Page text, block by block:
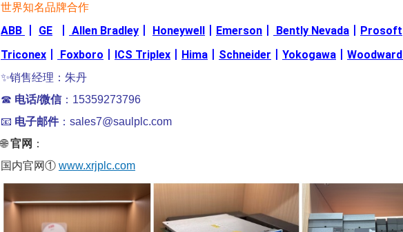
世界知名品牌合作
ABB GE Allen Bradley Honeywell Emerson Bently Nevada Prosoft
Triconex
Foxboro ICS Triplex Hima Schneider Yokogawa Woodward
✨销售经理：朱丹
☎ 电话/微信：15359273796
📧 电子邮件：sales7@saulplc.com
🌐官网 ：
国内官网① www.xrjplc.com